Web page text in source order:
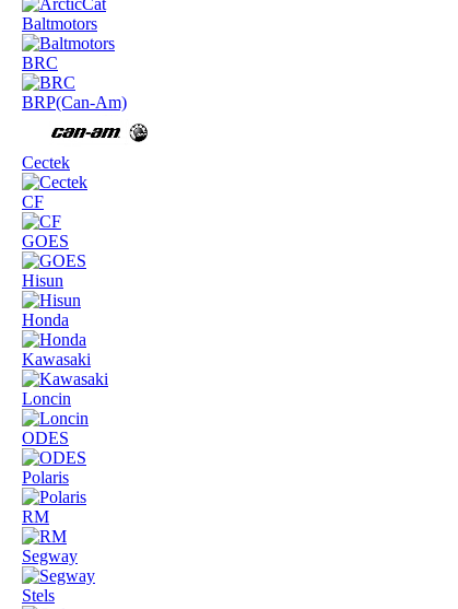
Baltmotors
BRC
BRP(Can-Am)
Cectek
CF
GOES
Hisun
Honda
Kawasaki
Loncin
ODES
Polaris
RM
Segway
Stels